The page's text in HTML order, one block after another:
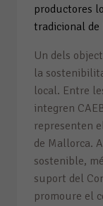
productores
tradicional de
Un dels
la
local. Entre
integren
representen
de Mallorca.
sostenible,
suport del
promoure el